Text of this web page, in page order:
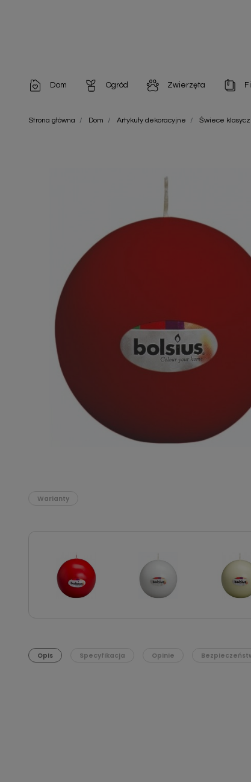
Dom
Artykuły dekoracyjne
Chemia gospodarcza
Zobacz wszystkie
Ogród
Chemia do architektury ogrodowej
Nawozy i preparaty
Narzędzia ogrodnicze
Środki ochrony roślin
Środki ochrony roślin dla profesjonalistów
Zwierzęta
Szampony i odżywki
Chusteczki nawilżane
Zobacz wszystkie
Strona główna Dom Artykuły dekoracyjne Świece
Warianty
Opis Specyfikacja Opinie